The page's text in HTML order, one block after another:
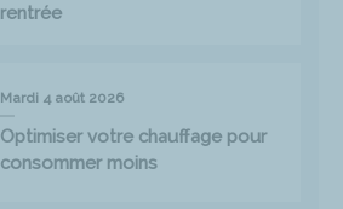
rentrée
Mardi 4 août 2026
Optimiser votre chauffage pour
consommer moins